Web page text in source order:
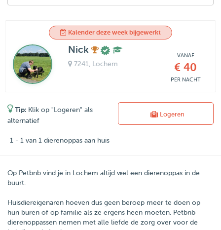
Kalender deze week bijgewerkt
Nick
7241 , Lochem
VANAF
€ 40
PER NACHT
Tip: Klik op "Logeren" als
alternatief
Logeren
1 - 1 van 1 dierenoppas aan huis
Op Petbnb vind je in Lochem altijd wel een dierenoppas in de
buurt.
Huisdiereigenaren hoeven dus geen beroep meer te doen op
hun buren of op familie als ze ergens heen moeten. Petbnb
dierenoppassen nemen met alle liefde de zorg over voor de